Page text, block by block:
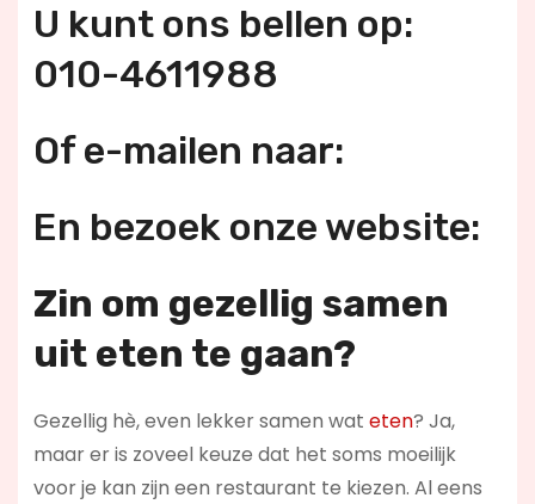
U kunt ons bellen op:
010-4611988
Of e-mailen naar:
En bezoek onze website:
Zin om gezellig samen
uit eten te gaan?
Gezellig hè, even lekker samen wat eten? Ja,
maar er is zoveel keuze dat het soms moeilijk
voor je kan zijn een restaurant te kiezen. Al eens